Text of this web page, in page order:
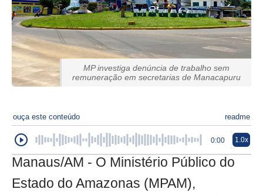
MP investiga denúncia de trabalho sem
remuneração em secretarias de Manacapuru
ouça este conteúdo readme
0:00 1.0x
Manaus/AM - O Ministério Público do
Estado do Amazonas (MPAM),